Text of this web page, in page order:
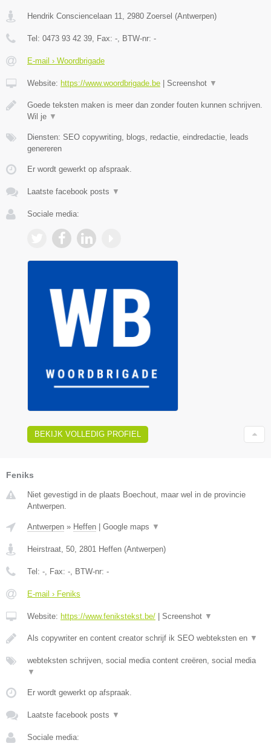
Hendrik Consciencelaan 11 2980 Zoersel (Antwerpen)
Tel: 0473 93 42 39 , Fax: - , BTW-nr: -
E-mail › Woordbrigade
Website: https://www.woordbrigade.be | Screenshot ▼
Goede teksten maken is meer dan zonder fouten kunnen schrijven.
Wil je ▼
Diensten: SEO copywriting, blogs, redactie, eindredactie, leads
genereren
Er wordt gewerkt op afspraak.
Laatste facebook posts ▼
Sociale media:
BEKIJK VOLLEDIG PROFIEL
Feniks
Niet gevestigd in de plaats Boechout, maar wel in de provincie
Antwerpen.
Antwerpen » Heffen | Google maps ▼
Heirstraat, 50 2801 Heffen (Antwerpen)
Tel: - , Fax: - , BTW-nr: -
E-mail › Feniks
Website: https://www.fenikstekst.be/ | Screenshot ▼
Als copywriter en content creator schrijf ik SEO webteksten en ▼
webteksten schrijven, social media content creëren, social media
▼
Er wordt gewerkt op afspraak.
Laatste facebook posts ▼
Sociale media: